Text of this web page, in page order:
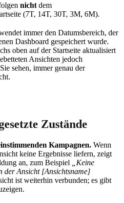
nicht dem
(7T, 14T, 30T, 3M, 6M).
immer den Datumsbereich, der
Dashboard gespeichert wurde.
oben auf der Startseite aktualisiert
Ansichten jedoch
sehen, immer genau der
Zustände
Kampagnen. Wenn
keine Ergebnisse liefern, zeigt
an, zum Beispiel
„Keine
der Ansicht [Ansichtsname]
ist weiterhin verbunden; es gibt